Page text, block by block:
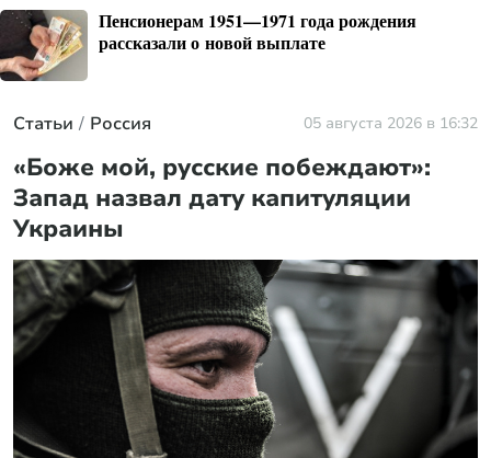
Пенсионерам 1951—1971 года рождения
рассказали о новой выплате
Статьи Россия 05 августа 2026 в 16:32
«Боже мой, русские побеждают»:
Запад назвал дату капитуляции
Украины